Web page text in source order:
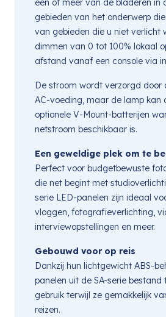
een of meer van de bladeren in
gebieden van het onderwerp
van gebieden die u niet verlicht
dimmen van 0 tot 100% lokaal
afstand vanaf een console via
De stroom wordt verzorgd door
AC-voeding, maar de lamp kan
optionele V-Mount-batterijen
netstroom beschikbaar is.
Een geweldige plek om te
Perfect voor budgetbewuste
die net begint met
serie LED-panelen zijn ideaal
vloggen, fotografieverlichting,
interviewopstellingen en meer.
Gebouwd voor op reis
Dankzij hun lichtgewicht ABS-
panelen uit de SA-serie bestand
gebruik terwijl ze gemakkelijk
reizen.